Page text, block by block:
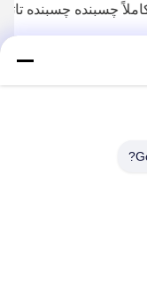
چسبنده تاتو